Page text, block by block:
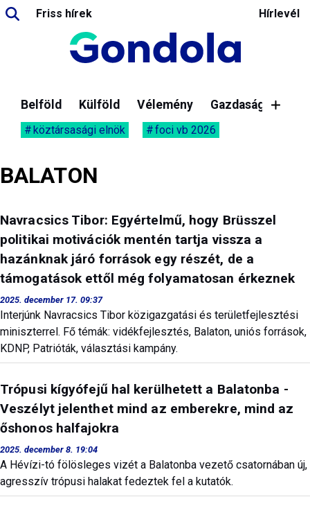
Friss hírek Hírlevél
Belföld Külföld Vélemény Gazdaság
köztársasági elnök foci vb 2026
BALATON
Navracsics Tibor: Egyértelmű, hogy Brüsszel
politikai motivációk mentén tartja vissza a
hazánknak járó források egy részét, de a
támogatások ettől még folyamatosan érkeznek
2025. december 17. 09:37
Interjúnk Navracsics Tibor közigazgatási és területfejlesztési
miniszterrel. Fő témák: vidékfejlesztés, Balaton, uniós források,
KDNP, Patrióták, választási kampány.
Trópusi kígyófejű hal kerülhetett a Balatonba -
Veszélyt jelenthet mind az emberekre, mind az
őshonos halfajokra
2025. december 8. 19:04
A Hévízi-tó fölösleges vizét a Balatonba vezető csatornában új,
agresszív trópusi halakat fedeztek fel a kutatók.